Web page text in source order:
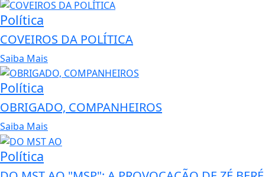
Política
COVEIROS DA POLÍTICA
Saiba Mais
Política
OBRIGADO, COMPANHEIROS
Saiba Mais
Política